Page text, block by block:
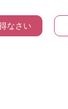
なさい